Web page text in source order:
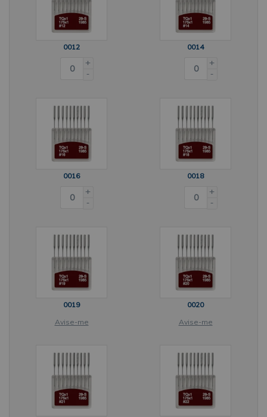
0012
+
-
0014
+
-
0016
+
-
0018
+
-
0019
Avise-me
0020
Avise-me